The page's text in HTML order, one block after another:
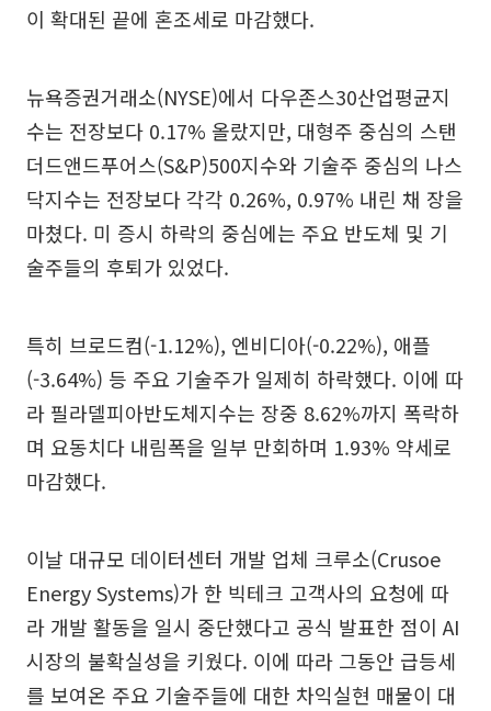
이 확대된 끝에 혼조세로 마감했다.
뉴욕증권거래소(NYSE)에서 다우존스30산업평균지
수는 전장보다 0.17% 올랐지만, 대형주 중심의 스탠
더드앤드푸어스(S&P)500지수와 기술주 중심의 나스
닥지수는 전장보다 각각 0.26%, 0.97% 내린 채 장을
마쳤다. 미 증시 하락의 중심에는 주요 반도체 및 기
술주들의 후퇴가 있었다.
특히 브로드컴(-1.12%), 엔비디아(-0.22%), 애플
(-3.64%) 등 주요 기술주가 일제히 하락했다. 이에 따
라 필라델피아반도체지수는 장중 8.62%까지 폭락하
며 요동치다 내림폭을 일부 만회하며 1.93% 약세로
마감했다.
이날 대규모 데이터센터 개발 업체 크루소(Crusoe
Energy Systems)가 한 빅테크 고객사의 요청에 따
라 개발 활동을 일시 중단했다고 공식 발표한 점이 AI
시장의 불확실성을 키웠다. 이에 따라 그동안 급등세
를 보여온 주요 기술주들에 대한 차익실현 매물이 대